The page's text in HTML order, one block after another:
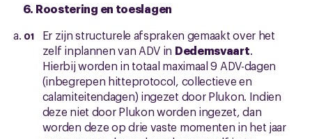
6. Roostering en toeslagen
Er zijn structurele afspraken gemaakt over het
zelf inplannen van ADV in Dedemsvaart.
Hierbij worden in totaal maximaal 9 ADV-dagen
(inbegrepen hitteprotocol, collectieve en
calamiteitendagen) ingezet door Plukon. Indien
deze niet door Plukon worden ingezet, dan
worden deze op drie vaste momenten in het jaar